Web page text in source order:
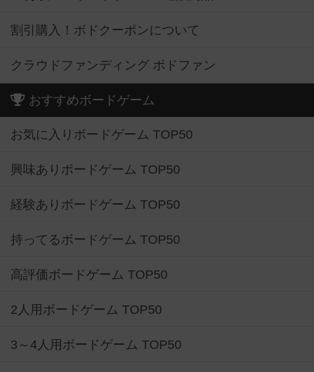
割引購入！ボドクーポンについて
クラウドファンディング ボドファン
おすすめボードゲーム
お気に入りボードゲーム TOP50
興味ありボードゲーム TOP50
経験ありボードゲーム TOP50
持ってるボードゲーム TOP50
高評価ボードゲーム TOP50
2人用ボードゲーム TOP50
3～4人用ボードゲーム TOP50